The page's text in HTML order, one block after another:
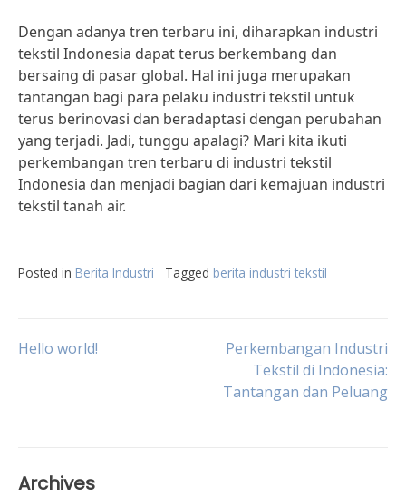
Dengan adanya tren terbaru ini, diharapkan industri
tekstil Indonesia dapat terus berkembang dan
bersaing di pasar global. Hal ini juga merupakan
tantangan bagi para pelaku industri tekstil untuk
terus berinovasi dan beradaptasi dengan perubahan
yang terjadi. Jadi, tunggu apalagi? Mari kita ikuti
perkembangan tren terbaru di industri tekstil
Indonesia dan menjadi bagian dari kemajuan industri
tekstil tanah air.
Posted in Berita Industri Tagged berita industri tekstil
Post
Hello world!
Perkembangan Industri
Tekstil di Indonesia:
Tantangan dan Peluang
Archives